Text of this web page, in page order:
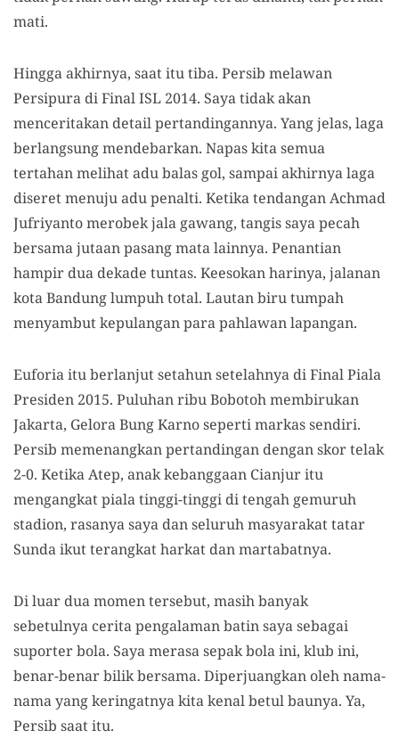
mati.
Hingga akhirnya, saat itu tiba. Persib melawan
Persipura di Final ISL 2014. Saya tidak akan
menceritakan detail pertandingannya. Yang jelas, laga
berlangsung mendebarkan. Napas kita semua
tertahan melihat adu balas gol, sampai akhirnya laga
diseret menuju adu penalti. Ketika tendangan Achmad
Jufriyanto merobek jala gawang, tangis saya pecah
bersama jutaan pasang mata lainnya. Penantian
hampir dua dekade tuntas. Keesokan harinya, jalanan
kota Bandung lumpuh total. Lautan biru tumpah
menyambut kepulangan para pahlawan lapangan.
Euforia itu berlanjut setahun setelahnya di Final Piala
Presiden 2015. Puluhan ribu Bobotoh membirukan
Jakarta, Gelora Bung Karno seperti markas sendiri.
Persib memenangkan pertandingan dengan skor telak
2-0. Ketika Atep, anak kebanggaan Cianjur itu
mengangkat piala tinggi-tinggi di tengah gemuruh
stadion, rasanya saya dan seluruh masyarakat tatar
Sunda ikut terangkat harkat dan martabatnya.
Di luar dua momen tersebut, masih banyak
sebetulnya cerita pengalaman batin saya sebagai
suporter bola. Saya merasa sepak bola ini, klub ini,
benar-benar bilik bersama. Diperjuangkan oleh nama-
nama yang keringatnya kita kenal betul baunya. Ya,
Persib saat itu.